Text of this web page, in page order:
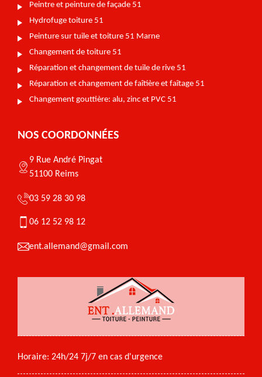
Peintre et peinture de façade 51
Hydrofuge toiture 51
Peinture sur tuile et toiture 51 Marne
Changement de toiture 51
Réparation et changement de tuile de rive 51
Réparation et changement de faîtière et faîtage 51
Changement gouttière: alu, zinc et PVC 51
NOS COORDONNÉES
9 Rue André Pingat
51100 Reims
03 59 28 30 98
06 12 52 98 12
ent.allemand@gmail.com
Horaire: 24h/24 7j/7 en cas d'urgence